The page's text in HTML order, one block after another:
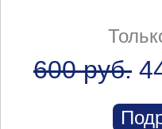
600 руб.